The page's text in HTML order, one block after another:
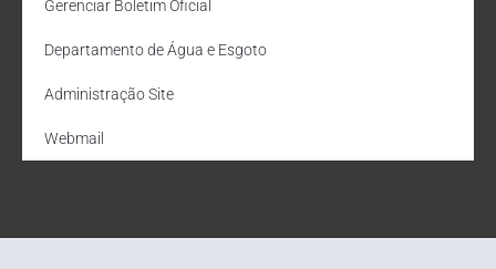
Gerenciar Boletim Oficial
Departamento de Água e Esgoto
Administração Site
Webmail